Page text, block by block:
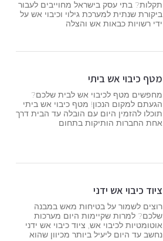
תקלות? בתי עסק בישראל מחוייבים לעבור
ביקורת שנתית למערכת גילוי וכיבוי אש על
ידי רשויות כבאות אש והצלה
מטף כיבוי אש ביתי
מחפשים מטף לכיבוי אש לבית שלכם?
הגעתם למקום הנכון! מטף כיבוי אש ביתי
תוכלו להזמין היום עם הובלה עד הבית דרך
אחת החברות הותיקות בתחום
ציוד כיבוי אש ידני
רוצים לשמור על בטיחות מאש במבנה
שלכם? למרות שקיימות היום מערכות
אוטומטיות לכיבוי אש, ציוד כיבוי אש ידני
נחשב עד היום ליעיל ביותר מכיוון שהוא